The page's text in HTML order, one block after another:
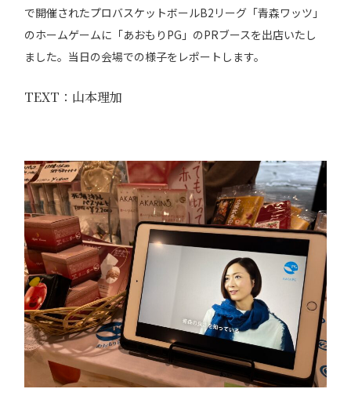
で開催されたプロバスケットボールB2リーグ「青森ワッツ」
のホームゲームに「あおもりPG」のPRブースを出店いたし
ました。当日の会場での様子をレポートします。
TEXT：山本理加